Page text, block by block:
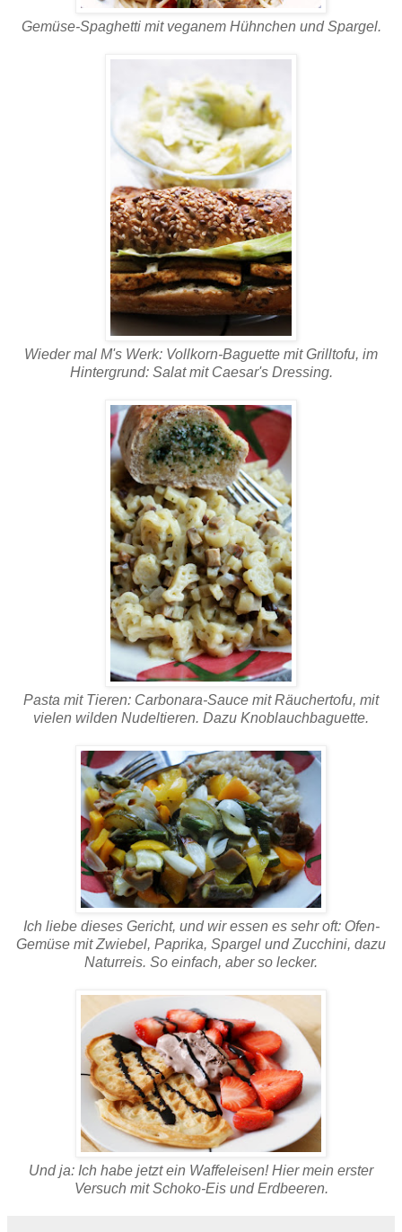
Gemüse-Spaghetti mit veganem Hühnchen und Spargel.
Wieder mal M's Werk: Vollkorn-Baguette mit Grilltofu, im
Hintergrund: Salat mit Caesar's Dressing.
Pasta mit Tieren: Carbonara-Sauce mit Räuchertofu, mit
vielen wilden Nudeltieren. Dazu Knoblauchbaguette.
Ich liebe dieses Gericht, und wir essen es sehr oft: Ofen-
Gemüse mit Zwiebel, Paprika, Spargel und Zucchini, dazu
Naturreis. So einfach, aber so lecker.
Und ja: Ich habe jetzt ein Waffeleisen! Hier mein erster
Versuch mit Schoko-Eis und Erdbeeren.